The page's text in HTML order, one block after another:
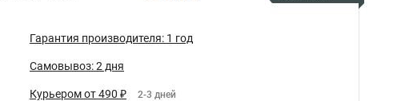
Гарантия производителя: 1 год
Самовывоз: 2 дня
Курьером от 490 ₽ 2-3 дней